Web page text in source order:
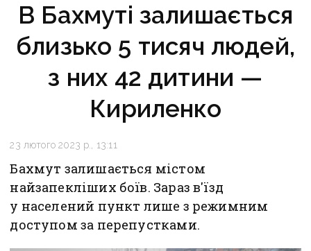
В Бахмуті залишається
близько 5 тисяч людей,
з них 42 дитини —
Кириленко
23 лютого 2023 р., 13:11
Бахмут залишається містом
найзапекліших боїв. Зараз в'їзд
у населений пункт лише з режимним
доступом за перепустками.